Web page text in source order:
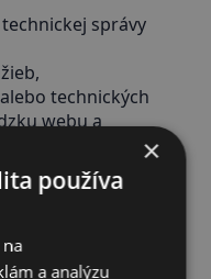
správy
technických
webu a
poradcovia, ak
z právneho
×
používa
a analýzu